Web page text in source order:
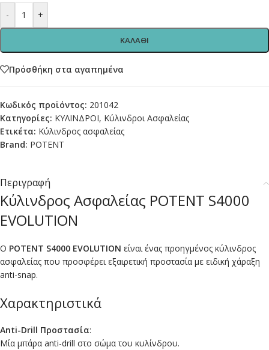
- +
ΚΑΛΑΘΙ
Πρόσθήκη στα αγαπημένα
Κωδικός προϊόντος: 201042
Κατηγορίες: ΚΥΛΙΝΔΡΟΙ, Κύλινδροι Ασφαλείας
Ετικέτα: Κύλινδρος ασφαλείας
Brand: POTENT
Περιγραφή
Κύλινδρος Ασφαλείας POTENT S4000
EVOLUTION
Ο POTENT S4000 EVOLUTION είναι ένας προηγμένος κύλινδρος
ασφαλείας που προσφέρει εξαιρετική προστασία με ειδική χάραξη
anti-snap.
Χαρακτηριστικά
Anti-Drill Προστασία:
Μία μπάρα anti-drill στο σώμα του κυλίνδρου.